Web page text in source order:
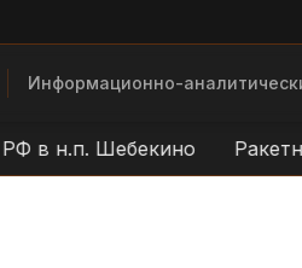
Информационно-
Шебекино Ракетная